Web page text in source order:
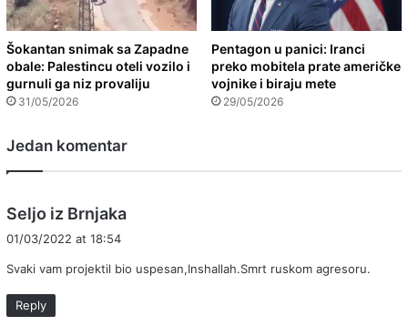
Šokantan snimak sa Zapadne
obale: Palestincu oteli vozilo i
gurnuli ga niz provaliju
31/05/2026
Pentagon u panici: Iranci
preko mobitela prate američke
vojnike i biraju mete
29/05/2026
Jedan komentar
Seljo iz Brnjaka
s
01/03/2022 at 18:54
Svaki vam projektil bio uspesan,Inshallah.Smrt ruskom agresoru.
Reply